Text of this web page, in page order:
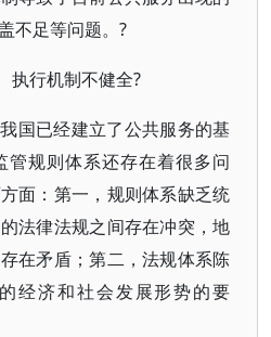
不足等问题。?
执行机制不健全?
国已经建立了公共服务的基
规则体系还存在着很多问
面：第一，规则体系缺乏统
法律法规之间存在冲突，地
在矛盾；第二，法规体系陈
经济和社会发展形势的要